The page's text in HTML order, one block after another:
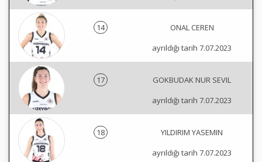
14
ONAL CEREN
ayrıldığı tarih 7.07.2023
17
GOKBUDAK NUR SEVIL
ayrıldığı tarih 7.07.2023
18
YILDIRIM YASEMIN
ayrıldığı tarih 7.07.2023